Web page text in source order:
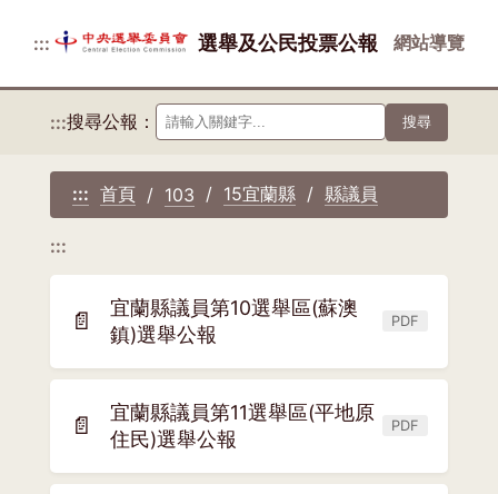
::: 選舉及公民投票公報 網站導覽
:::搜尋公報： 搜尋
::: 首頁 103 15宜蘭縣 縣議員
:::
📄
宜蘭縣議員第10選舉區(蘇澳
鎮)選舉公報
PDF
(另
新
視
窗)
📄
宜蘭縣議員第11選舉區(平地原
住民)選舉公報
PDF
(另